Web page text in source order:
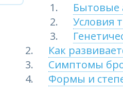
Бытовые
Условия
Как
Симптомы
Формы и